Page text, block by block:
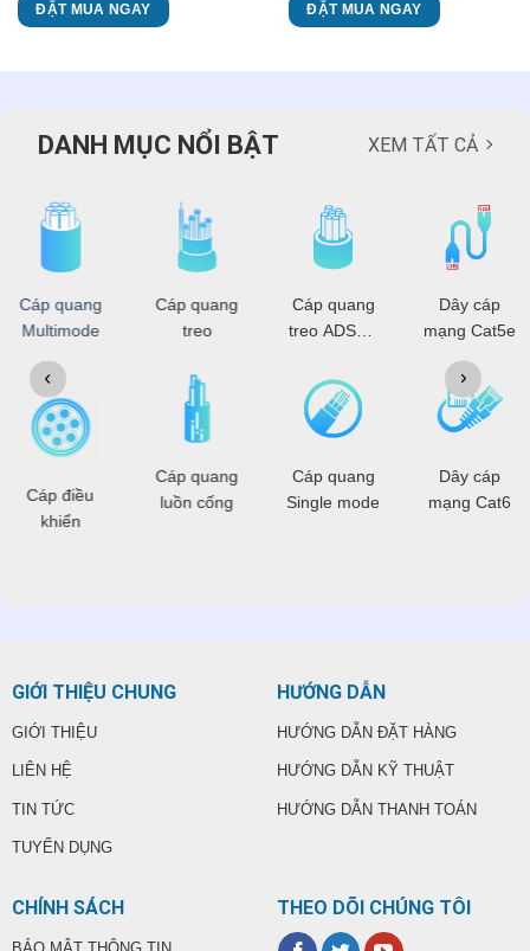
ĐẶT MUA NGAY ĐẶT MUA NGAY
DANH MỤC NỔI BẬT XEM TẤT CẢ
Cáp quang
Multimode
Cáp điều
khiển
Cáp quang
treo
Cáp quang
luồn cống
Cáp quang
treo ADSS -
Cáp quang
Single mode
Dây cáp
mạng Cat5e
Dây cáp
mạng Cat6
GIỚI THIỆU CHUNG
GIỚI THIỆU
LIÊN HỆ
TIN TỨC
TUYỂN DỤNG
HƯỚNG DẪN
HƯỚNG DẪN ĐẶT HÀNG
HƯỚNG DẪN KỸ THUẬT
HƯỚNG DẪN THANH TOÁN
CHÍNH SÁCH THEO DÕI CHÚNG TÔI